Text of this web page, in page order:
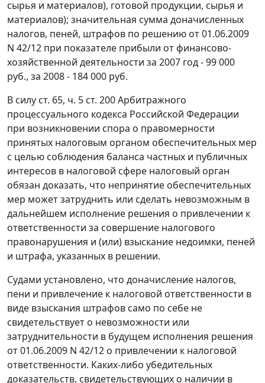
сырья и материалов), готовой продукции, сырья и
материалов); значительная сумма доначисленных
налогов, пеней, штрафов по решению от 01.06.2009
N 42/12 при показателе прибыли от финансово-
хозяйственной деятельности за 2007 год - 99 000
руб., за 2008 - 184 000 руб.
В силу ст. 65, ч. 5 ст. 200Арбитражного
процессуального кодекса Российской Федерации
при возникновении спора о правомерности
принятых налоговым органом обеспечительных мер
с целью соблюдения баланса частных и публичных
интересов в налоговой сфере налоговый орган
обязан доказать, что непринятие обеспечительных
мер может затруднить или сделать невозможным в
дальнейшем исполнение решения о привлечении к
ответственности за совершение налогового
правонарушения и (или) взыскание недоимки, пеней
и штрафа, указанных в решении.
Судами установлено, что доначисление налогов,
пени и привлечение к налоговой ответственности в
виде взыскания штрафов само по себе не
свидетельствует о невозможности или
затруднительности в будущем исполнения решения
от 01.06.2009 N 42/12 о привлечении к налоговой
ответственности. Каких-либо убедительных
доказательств, свидетельствующих о наличии в